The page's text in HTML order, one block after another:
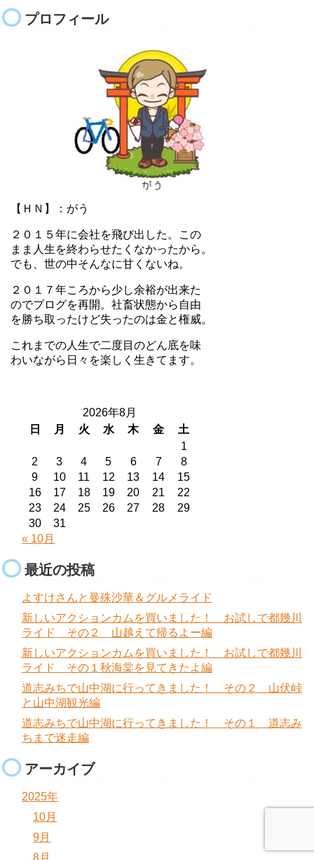
プロフィール
【ＨＮ】：がう
２０１５年に会社を飛び出した。この
まま人生を終わらせたくなかったから。
でも、世の中そんなに甘くないね。
２０１７年ころから少し余裕が出来た
のでブログを再開。社畜状態から自由
を勝ち取ったけど失ったのは金と権威。
これまでの人生で二度目のどん底を味
わいながら日々を楽しく生きてます。
2026年8月
日
月 火 水 木 金
土
1
2
3 4 5 6 7
8
9
10 11 12 13 14
15
16
17 18 19 20 21
22
23
24 25 26 27 28
29
30
31
« 10月
最近の投稿
よすけさんと曼殊沙華＆グルメライド
新しいアクションカムを買いました！ お試しで都幾川
ライド その２ 山越えて帰るよー編
新しいアクションカムを買いました！ お試しで都幾川
ライド その１秋海棠を見てきたよ編
道志みちで山中湖に行ってきました！ その２ 山伏峠
と山中湖観光編
道志みちで山中湖に行ってきました！ その１ 道志み
ちまで迷走編
アーカイブ
2025年
10月
9月
8月